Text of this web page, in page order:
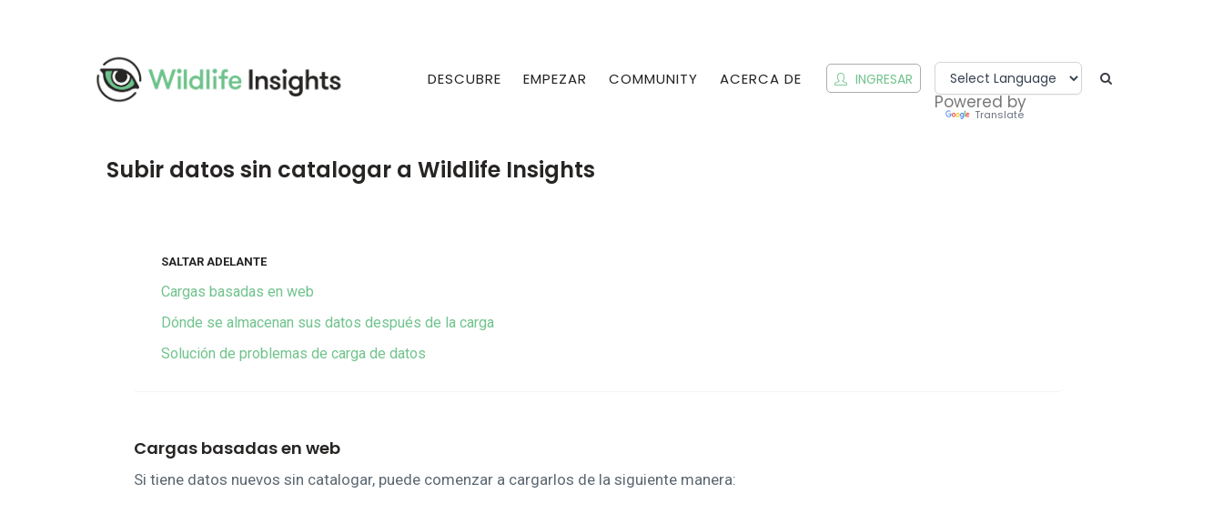
DESCUBRE EMPEZAR COMMUNITY ACERCA DE INGRESAR
Powered by
Translate
Subir datos sin catalogar a Wildlife Insights
SALTAR ADELANTE
Cargas basadas en web
Dónde se almacenan sus datos después de la carga
Solución de problemas de carga de datos
Cargas basadas en web
Si tiene datos nuevos sin catalogar, puede comenzar a cargarlos de la siguiente manera: